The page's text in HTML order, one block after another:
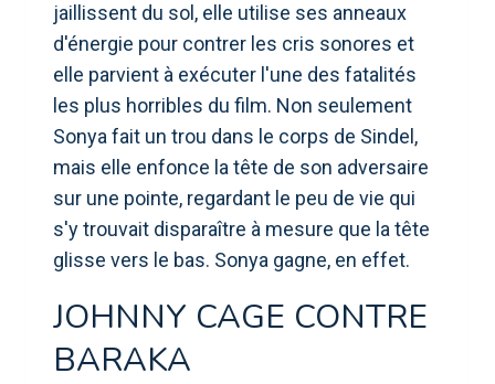
jaillissent du sol, elle utilise ses anneaux
d'énergie pour contrer les cris sonores et
elle parvient à exécuter l'une des fatalités
les plus horribles du film. Non seulement
Sonya fait un trou dans le corps de Sindel,
mais elle enfonce la tête de son adversaire
sur une pointe, regardant le peu de vie qui
s'y trouvait disparaître à mesure que la tête
glisse vers le bas. Sonya gagne, en effet.
JOHNNY CAGE CONTRE
BARAKA